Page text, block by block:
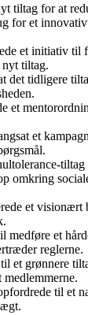
tiltag for at
for et
et initiativ til
nyt tiltag.
det tidligere
et
et
omkring
et
et
reglerne.
et grønnere
til et